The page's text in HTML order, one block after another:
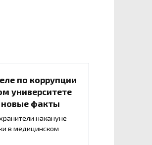
по коррупции
университете
новые факты
накануне
в медицинском